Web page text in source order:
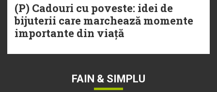
(P) Cadouri cu poveste: idei de
bijuterii care marchează momente
importante din viață
FAIN & SIMPLU